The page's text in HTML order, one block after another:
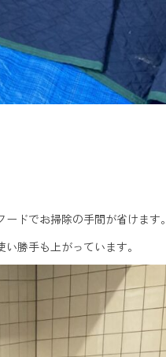
ドでお掃除の手間が省けます。
勝手も上がっています。